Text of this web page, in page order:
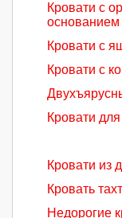
Кровати с
основанием
Кровати с
Кровати с
Кровати
Кровати из
Кровать
Недорогие